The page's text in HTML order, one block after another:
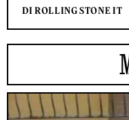
DI ROLLING STONE IT